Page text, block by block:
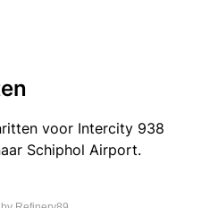
voor Intercity 938
Schiphol Airport.